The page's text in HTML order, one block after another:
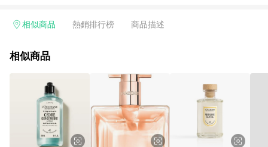
你最愛的經典明星商品，為美肌提升透亮好氣色～ 注意事項：需
相似商品 熱銷排行榜 商品描述
相似商品